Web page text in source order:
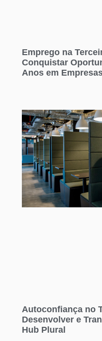
Emprego na
Conquistar
Anos em
Autoconfiança no
Desenvolver e
Hub Plural